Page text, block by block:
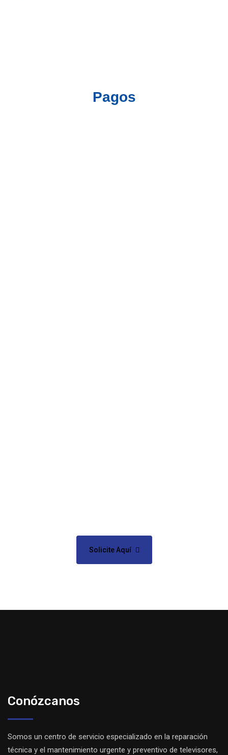
Pagos
Solicite Aquí
Conózcanos
Somos un centro de servicio especializado en la reparación
técnica y el mantenimiento urgente y preventivo de televisores,